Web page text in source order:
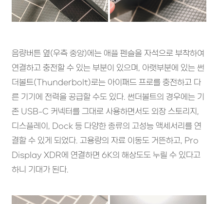
음량버튼 옆(우측 중앙)에는 애플 펜슬을 자석으로 부착하여
연결하고 충전할 수 있는 부분이 있으며, 아랫부분에 있는 썬
더볼트(Thunderbolt)로는 아이패드 프로를 충전하고 다
른 기기에 전력을 공급할 수도 있다. 썬더볼트의 경우에는 기
존 USB-C 커넥터를 그대로 사용하면서도 외장 스토리지,
디스플레이, Dock 등 다양한 종류의 고성능 액세서리를 연
결할 수 있게 되었다. 고용량의 자료 이동도 거뜬하고, Pro
Display XDR에 연결하면 6K의 해상도도 누릴 수 있다고
하니 기대가 된다.